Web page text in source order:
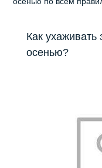
Как ухаживать
осенью?